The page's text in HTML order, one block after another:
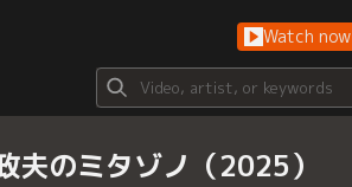
Watch now
夫のミタゾノ（2025）